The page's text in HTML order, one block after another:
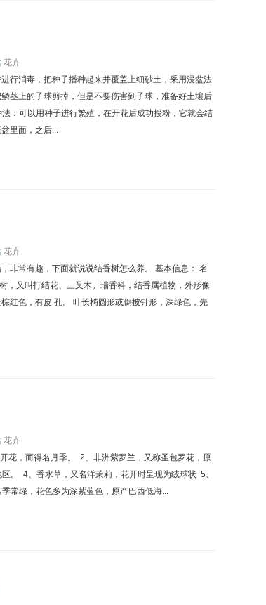
花卉
行消毒，把种子播种起来并覆盖上细砂土，采用浸盆法
茎上的子球剪掉，但是不要伤害到子球，准备好土壤后
：可以用种子进行繁殖，在开花后成功授粉，它就会结
里面，之后...
花卉
非常有趣，下面就说说结香树怎么养。 基本信息： 名
，又叫打结花、三叉木。瑞香科，结香属植物，外形像
红色，有皮 孔。 叶长椭圆形或倒披针形，深绿色，先
花卉
花，而得名月季。 2、非洲紫罗兰，又称圣包罗花，原
。 4、香水草，又名洋茉莉，花开时呈现为绒球状 5、
常绿，花色多为深紫蓝色，原产巴西低海...